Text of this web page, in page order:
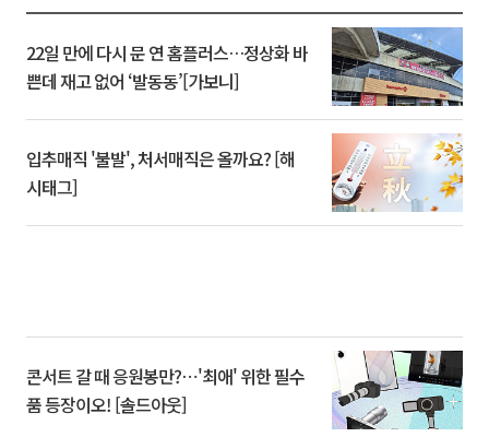
22일 만에 다시 문 연 홈플러스…정상화 바
쁜데 재고 없어 ‘발동동’[가보니]
입추매직 '불발', 처서매직은 올까요? [해
시태그]
콘서트 갈 때 응원봉만?⋯'최애' 위한 필수
품 등장이오! [솔드아웃]